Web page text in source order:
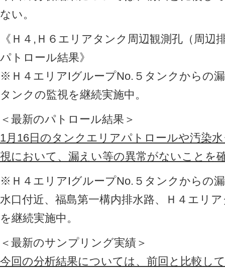
ない。
《Ｈ４,Ｈ６エリアタンク周辺観測孔（周辺
パトロール結果》
※Ｈ４エリアIグループNo.５タンクからの
タンクの監視を継続実施中。
＜最新のパトロール結果＞
1月16日のタンクエリアパトロールや汚染
視において、漏えい等の異常がないことを
※Ｈ４エリアIグループNo.５タンクからの
水口付近、福島第一構内排水路、Ｈ４エリ
を継続実施中。
＜最新のサンプリング実績＞
今回の分析結果については、前回と比較し